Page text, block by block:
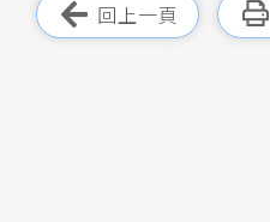
回上一頁